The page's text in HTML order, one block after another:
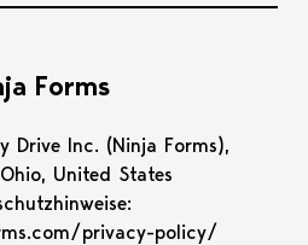
Forms
Drive Inc. (Ninja Forms),
United States
privacy-policy/